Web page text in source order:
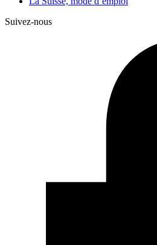
Suivez-nous